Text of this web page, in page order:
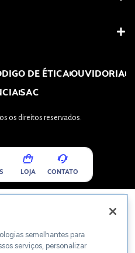
DE ÉTICAOUVIDORIA
SAC
os direitos reservados.
LOJA CONTATO
semelhantes para
serviços, personalizar